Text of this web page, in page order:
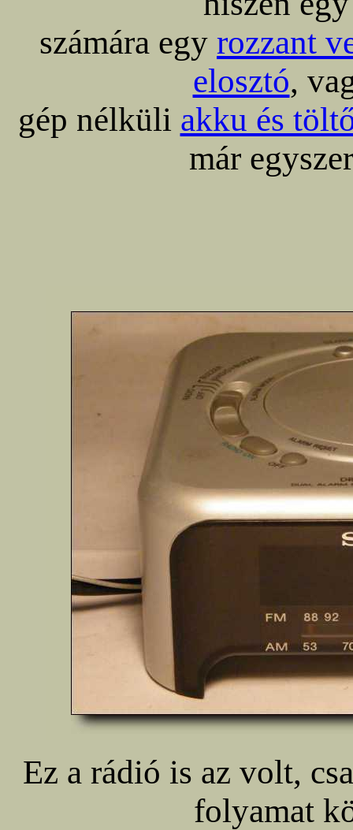
számára egy rozzant
elosztó,
gép nélküli akku és
már
Ez a rádió is az volt,
folyamat